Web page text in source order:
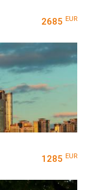
2685 EUR
1285 EUR